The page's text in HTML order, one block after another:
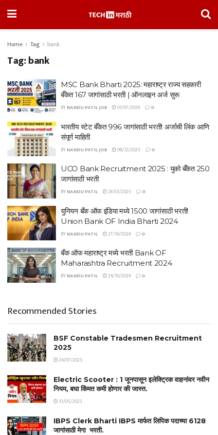
Home Tag bank
Tag:bank
MSC Bank Bharti 2025: महाराष्ट्र राज्य सहकारी
बँकेत 167 जागांसाठी भरती | ऑनलाइन अर्ज सुरू
BYNANDU PATIL JOB 01/07/2026 0
भारतीय स्टेट बँकेत 996 जागांसाठी भरती! अर्जाची लिंक आणि
संपूर्ण माहिती
BYNANDU PATIL JOB 09/12/2025 0
UCO Bank Recruitment 2025 : युको बँकेत 250
जागांसाठी भरती
BYNANDU PATIL 28/01/2025 0
युनियन बँक ऑफ इंडिया मध्ये 1500 जागांसाठी भरती!
Union Bank OF India Bharti 2024
BYNANDU PATIL 27/10/2024 0
बँक ऑफ महाराष्ट्र मध्ये भरती Bank OF
Maharashtra Recruitment 2024
BYNANDU PATIL 24/10/2024 0
Recommended Stories
BSF Constable Tradesmen Recruitment
2025
24/07/2025
Electric Scooter : 1 जूनपासून इलेक्ट्रिक वाहनांवर नवीन
नियम, बघा किंमत कमी होणार की जास्त.
31/05/2023
IBPS Clerk Bharti IBPS मार्फत लिपिक पदाच्या 6128
जागांसाठी मेगा भरती.